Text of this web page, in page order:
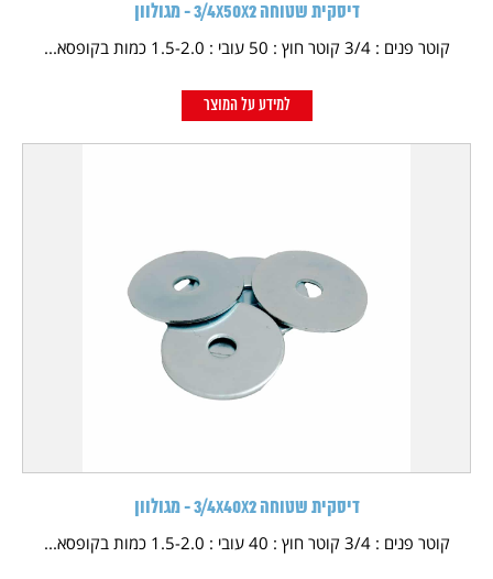
דיסקית שטוחה 3/4X50X2 - מגולוון
קוטר פנים : 3/4 קוטר חוץ : 50 עובי : 1.5-2.0 כמות בקופסא...
למידע על המוצר
דיסקית שטוחה 3/4X40X2 - מגולוון
קוטר פנים : 3/4 קוטר חוץ : 40 עובי : 1.5-2.0 כמות בקופסא...